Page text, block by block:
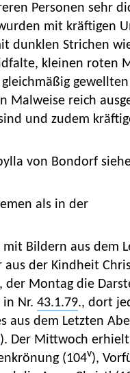
Personen sehr
mit kräftigen
dunklen Strichen
kleinen roten
Malweise reich
und zudem
von Bondorf
als in der
mit Bildern aus dem
der Kindheit
der Montag die
Nr. 43.1.79., dort
aus dem Letzten
Der Mittwoch
(104v),